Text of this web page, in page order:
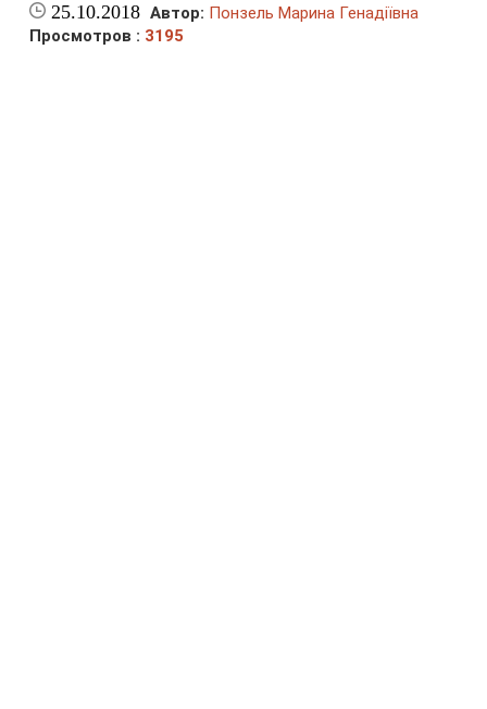
25.10.2018 Автор: Понзель Марина Генадіївна
Просмотров : 3195